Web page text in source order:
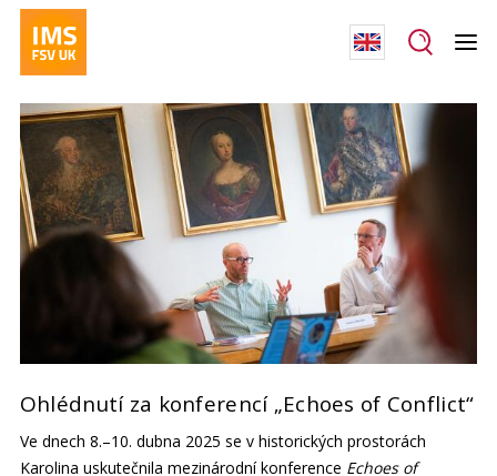
Ohlédnutí za konferencí „Echoes of Conflict“
Ve dnech 8.–10. dubna 2025 se v historických prostorách
Karolina uskutečnila mezinárodní konference Echoes of